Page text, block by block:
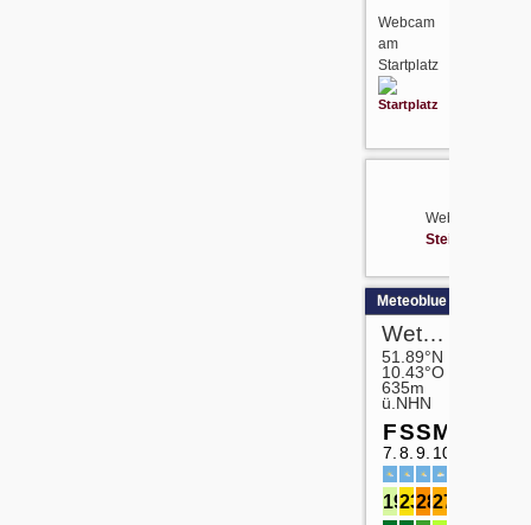
Webcam
am
Startplatz
Webcam
Steinbergrelais
Meteoblue